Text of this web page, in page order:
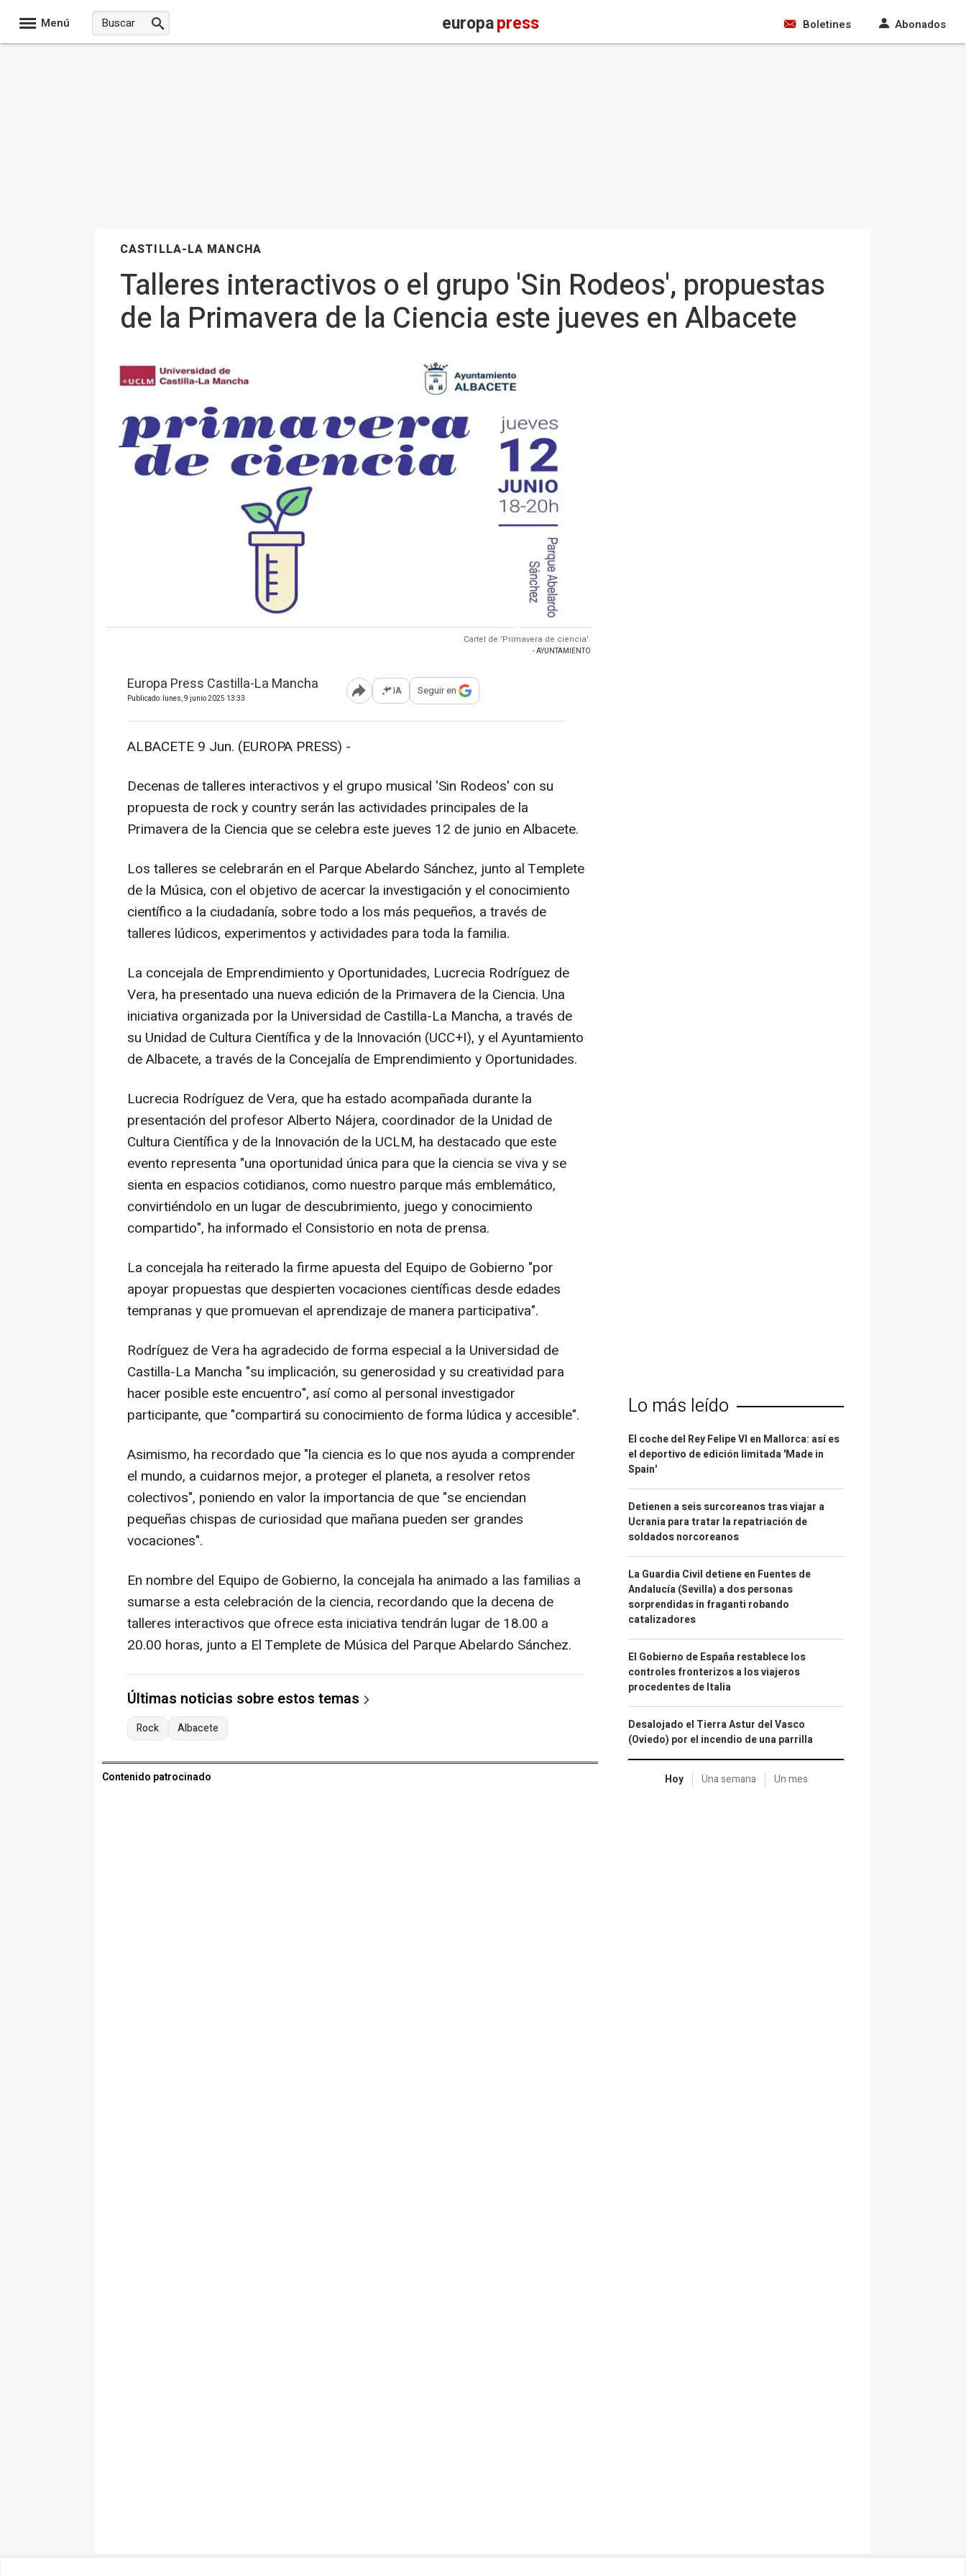
Menú europapress Boletines Abonados
CASTILLA-LA MANCHA
Talleres interactivos o el grupo 'Sin Rodeos', propuestas
de la Primavera de la Ciencia este jueves en Albacete
Cartel de 'Primavera de ciencia'.
- AYUNTAMIENTO
Europa Press Castilla-La Mancha
Publicado: lunes, 9 junio 2025 13:33 Abrir opciones para compartir
IA Seguir en
ALBACETE 9 Jun. (EUROPA PRESS) -
Decenas de talleres interactivos y el grupo musical 'Sin Rodeos' con su
propuesta de rock y country serán las actividades principales de la
Primavera de la Ciencia que se celebra este jueves 12 de junio en Albacete.
Los talleres se celebrarán en el Parque Abelardo Sánchez, junto al Templete
de la Música, con el objetivo de acercar la investigación y el conocimiento
científico a la ciudadanía, sobre todo a los más pequeños, a través de
talleres lúdicos, experimentos y actividades para toda la familia.
La concejala de Emprendimiento y Oportunidades, Lucrecia Rodríguez de
Vera, ha presentado una nueva edición de la Primavera de la Ciencia. Una
iniciativa organizada por la Universidad de Castilla-La Mancha, a través de
su Unidad de Cultura Científica y de la Innovación (UCC+I), y el Ayuntamiento
de Albacete, a través de la Concejalía de Emprendimiento y Oportunidades.
Lucrecia Rodríguez de Vera, que ha estado acompañada durante la
presentación del profesor Alberto Nájera, coordinador de la Unidad de
Cultura Científica y de la Innovación de la UCLM, ha destacado que este
evento representa "una oportunidad única para que la ciencia se viva y se
sienta en espacios cotidianos, como nuestro parque más emblemático,
convirtiéndolo en un lugar de descubrimiento, juego y conocimiento
compartido", ha informado el Consistorio en nota de prensa.
La concejala ha reiterado la firme apuesta del Equipo de Gobierno "por
apoyar propuestas que despierten vocaciones científicas desde edades
tempranas y que promuevan el aprendizaje de manera participativa".
Rodríguez de Vera ha agradecido de forma especial a la Universidad de
Castilla-La Mancha "su implicación, su generosidad y su creatividad para
hacer posible este encuentro", así como al personal investigador
participante, que "compartirá su conocimiento de forma lúdica y accesible".
Asimismo, ha recordado que "la ciencia es lo que nos ayuda a comprender
el mundo, a cuidarnos mejor, a proteger el planeta, a resolver retos
colectivos", poniendo en valor la importancia de que "se enciendan
pequeñas chispas de curiosidad que mañana pueden ser grandes
vocaciones".
En nombre del Equipo de Gobierno, la concejala ha animado a las familias a
sumarse a esta celebración de la ciencia, recordando que la decena de
talleres interactivos que ofrece esta iniciativa tendrán lugar de 18.00 a
20.00 horas, junto a El Templete de Música del Parque Abelardo Sánchez.
Últimas noticias sobre estos temas
Rock Albacete
Contenido patrocinado
Lo más leído
El coche del Rey Felipe VI en Mallorca: así es
el deportivo de edición limitada 'Made in
Spain'
Detienen a seis surcoreanos tras viajar a
Ucrania para tratar la repatriación de
soldados norcoreanos
La Guardia Civil detiene en Fuentes de
Andalucía (Sevilla) a dos personas
sorprendidas in fraganti robando
catalizadores
El Gobierno de España restablece los
controles fronterizos a los viajeros
procedentes de Italia
Desalojado el Tierra Astur del Vasco
(Oviedo) por el incendio de una parrilla
Hoy Una semana Un mes